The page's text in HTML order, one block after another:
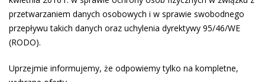
przetwarzaniem danych osobowych i w sprawie swobodnego
przepływu takich danych oraz uchylenia dyrektywy 95/46/WE
(RODO).
Uprzejmie informujemy, że odpowiemy tylko na kompletne,